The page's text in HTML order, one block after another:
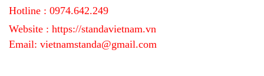
Hotline : 0974.642.249
Website : https://standavietnam.vn
Email: vietnamstanda@gmail.com